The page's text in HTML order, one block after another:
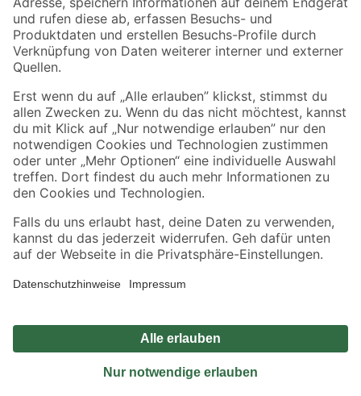
Zahlungsarten Versandarten
Sicher einkaufen
Jetzt die toom-App herunterladen
Alle Preisangaben in EUR inkl. gesetzl. MwSt.. Die dargestellten Angebote sind unter
Umständen nicht in allen Märkten verfügbar. Die angegebenen Verfügbarkeiten beziehen
Produkte nur solange der Vorrat reicht.
*Paketversand ab 59 € versandkostenfrei, gilt nicht für Artikel mit Speditionsversand, hier
Privatsphäre Impressum
Nutzungsbedingungen
Widerrufsrecht
Vertrag widerrufen